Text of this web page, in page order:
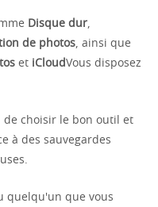
Disque dur
de photos , ainsi que
et iCloudVous disposez
de choisir le bon outil et
à des sauvegardes
quelqu'un que vous